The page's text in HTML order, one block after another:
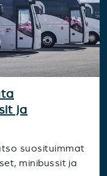
ja
suosituimmat
minibussit ja